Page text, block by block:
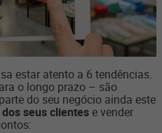
estar atento a 6 tendências.
o longo prazo – são
do seu negócio ainda este
seus clientes e vender